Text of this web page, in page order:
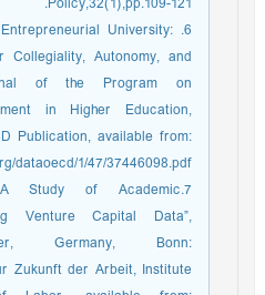
Entrepreneurial University:
Collegiality, Autonomy, and
of the Program on
in Higher Education,
Publication, available from:
dataoecd/1/47/37446098.pdf.
“A Study of Academic
Venture Capital Data”,
Germany, Bonn:
Zukunft der Arbeit, Institute